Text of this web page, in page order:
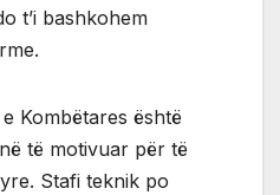
t’i bashkohem
Kombëtares është
të motivuar për të
Stafi teknik po